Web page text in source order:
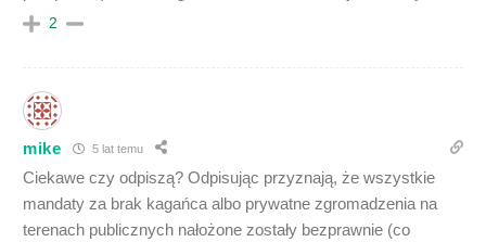
2
mike 5 lat temu
Ciekawe czy odpiszą? Odpisując przyznają, że wszystkie
mandaty za brak kagańca albo prywatne zgromadzenia na
terenach publicznych nałożone zostały bezprawnie (co